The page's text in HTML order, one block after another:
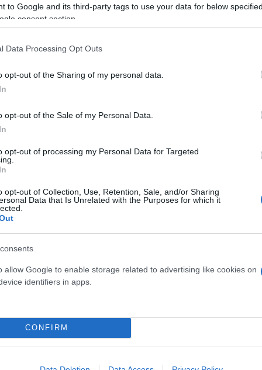
to Google and its third-party tags to use your data for below
consent section.
Data Processing Opt Outs
opt-out of the Sharing of my personal data.
opt-out of the Sale of my Personal Data.
opt-out of processing my Personal Data for Targeted
opt-out of Collection, Use, Retention, Sale, and/or Sharing
Data that Is Unrelated with the Purposes for which it
allow Google to enable storage related to advertising like cookies on
identifiers in apps.
CONFIRM
ή οι βαλλιστικοί πύραυλοι θα έπεφταν
ζώνης, περίπου 550 χιλιόμετρα ανατολικά
ο πύραυλος εκτέλεσε πτήση διάρκειας
πυραύλου έχει εκτοξευθεί από την
το ιαπωνικό υπουργείο Άμυνας και
(ICBM).